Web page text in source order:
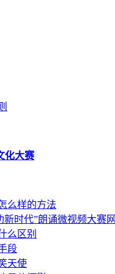
化大赛
么样的方法
时代”朗诵微视频大赛
么区别
段
天使